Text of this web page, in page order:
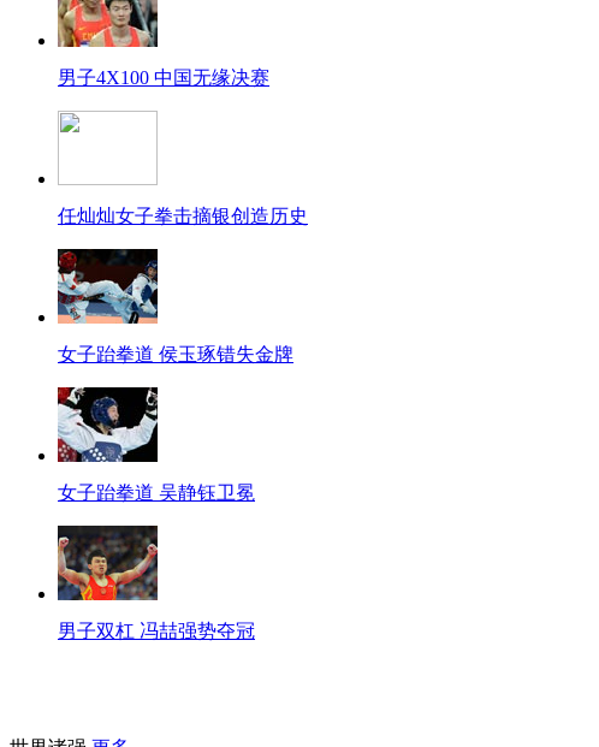
男子4X100 中国无缘决赛
任灿灿女子拳击摘银创造历史
女子跆拳道 侯玉琢错失金牌
女子跆拳道 吴静钰卫冕
男子双杠 冯喆强势夺冠